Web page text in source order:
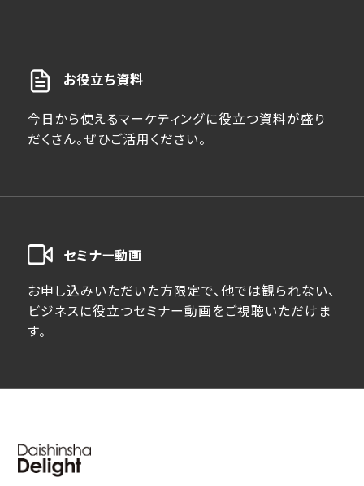
お役立ち資料
今日から使えるマーケティングに役立つ資料が盛り
だくさん。ぜひご活用ください。
セミナー動画
お申し込みいただいた方限定で、他では観られない、
ビジネスに役立つセミナー動画をご視聴いただけま
す。